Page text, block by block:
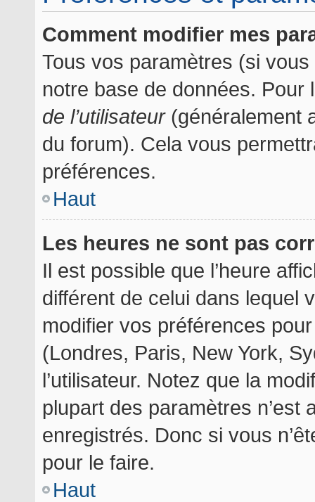
Comment modifier mes
Tous vos paramètres (si
notre base de données.
de l’utilisateur(généralement
du forum). Cela vous
préférences.
Haut
Les heures ne sont pas
Il est possible que l’heure
différent de celui dans lequel
modifier vos préférences
(Londres, Paris, New York,
l’utilisateur. Notez que la
plupart des paramètres n’est
enregistrés. Donc si vous
pour le faire.
Haut